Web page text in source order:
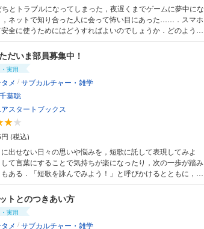
とトラブルになってしまった，夜遅くまでゲームに夢中にな
，ネットで知り合った人に会って怖い目にあった……．スマホ
全に使うためにはどうすればよいのでしょうか．どのように
ばよいのでしょう．様々なデータを示しながら，かしこいつ
緒に考えます．※この電子書籍は「固定レイアウト型」で作
，タブレットなど大きなディスプレイを備えた端末で読むこ
ます．また，文字だけを拡大すること，文字列のハイライ
書の参照，引用などの機能は使用できません．
だいま部員募集中！
実用
メ /サブカルチャー・雑学
千葉聡
スタートブックス
(税込)
出せない日々の思いや悩みを，短歌に託して表現してみよ
て言葉にすることで気持ちが楽になったり，次の一歩が踏み
ある．「短歌を詠んでみよう！」と呼びかけるとともに，そ
さを二人の歌人が多くの作品を通して伝える．短歌部へ，よ
この電子書籍は「固定レイアウト型」で作成されており，タ
大きなディスプレイを備えた端末で読むことに適していま
字だけを拡大すること，文字列のハイライト，検索，辞書の
どの機能は使用できません．
トとのつきあい方
実用
メ /サブカルチャー・雑学